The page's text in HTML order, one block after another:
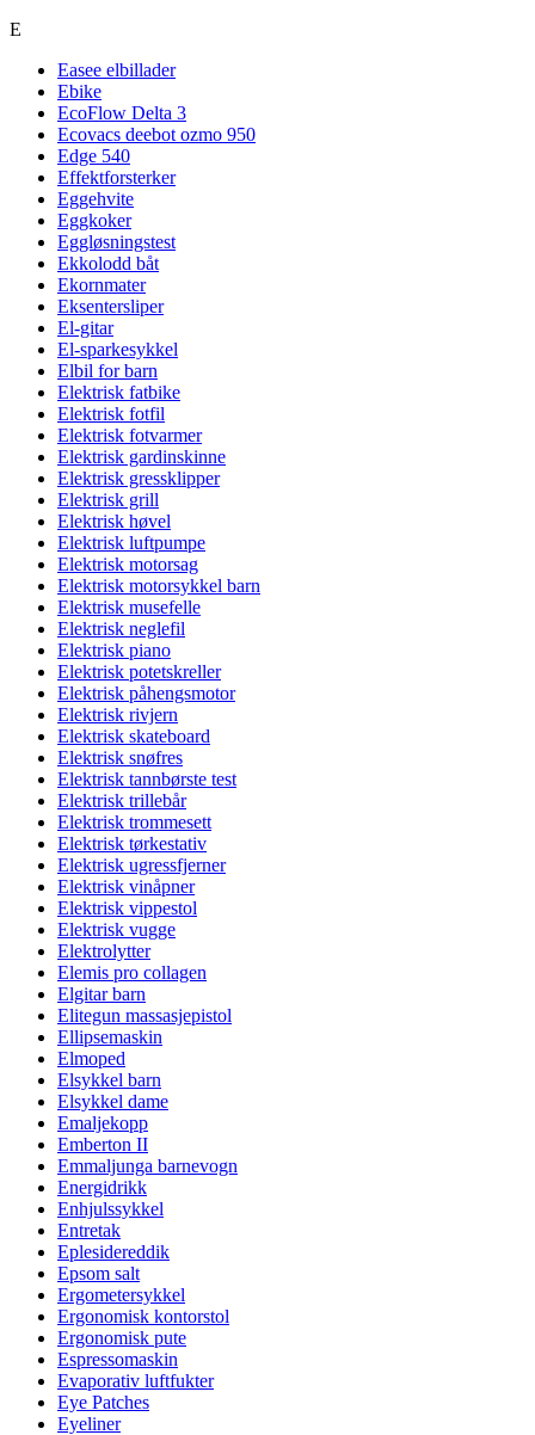
E
Easee elbillader
Ebike
EcoFlow Delta 3
Ecovacs deebot ozmo 950
Edge 540
Effektforsterker
Eggehvite
Eggkoker
Eggløsningstest
Ekkolodd båt
Ekornmater
Eksentersliper
El-gitar
El-sparkesykkel
Elbil for barn
Elektrisk fatbike
Elektrisk fotfil
Elektrisk fotvarmer
Elektrisk gardinskinne
Elektrisk gressklipper
Elektrisk grill
Elektrisk høvel
Elektrisk luftpumpe
Elektrisk motorsag
Elektrisk motorsykkel barn
Elektrisk musefelle
Elektrisk neglefil
Elektrisk piano
Elektrisk potetskreller
Elektrisk påhengsmotor
Elektrisk rivjern
Elektrisk skateboard
Elektrisk snøfres
Elektrisk tannbørste test
Elektrisk trillebår
Elektrisk trommesett
Elektrisk tørkestativ
Elektrisk ugressfjerner
Elektrisk vinåpner
Elektrisk vippestol
Elektrisk vugge
Elektrolytter
Elemis pro collagen
Elgitar barn
Elitegun massasjepistol
Ellipsemaskin
Elmoped
Elsykkel barn
Elsykkel dame
Emaljekopp
Emberton II
Emmaljunga barnevogn
Energidrikk
Enhjulssykkel
Entretak
Eplesidereddik
Epsom salt
Ergometersykkel
Ergonomisk kontorstol
Ergonomisk pute
Espressomaskin
Evaporativ luftfukter
Eye Patches
Eyeliner